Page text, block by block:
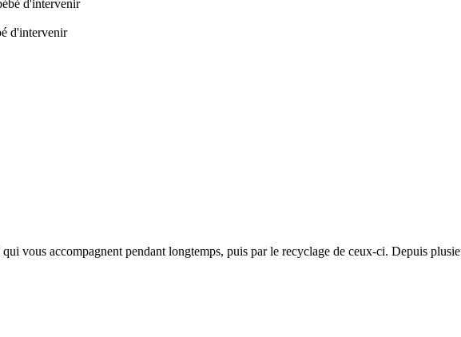
d'intervenir
vous accompagnent pendant longtemps, puis par le recyclage de ceux-ci. Depuis